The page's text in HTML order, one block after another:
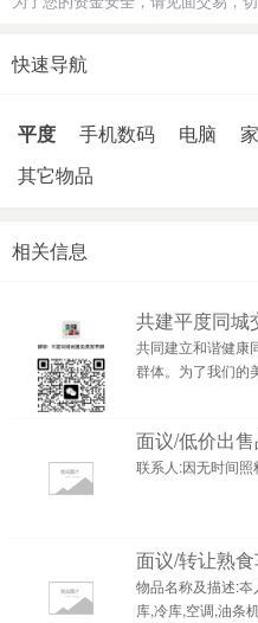
快速导航
平度 手机数码 电脑
其它物品
相关信息
共建平度同城
共同建立和谐健康
群体。为了我们的
面议/低价出
联系人:因无时间
面议/转让熟
物品名称及描述:
库,冷库,空调,油条